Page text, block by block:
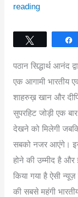
reading
पठान सिद्धार्थ आनंद
एक आगामी भारतीय
शाहरुख़ खान और
सुपरहिट जोड़ी एक
देखने को मिलेगी
सबको नजर आएंगे।
होने की उम्मीद है
किया गया है ऐसी
की सबसे महंगी